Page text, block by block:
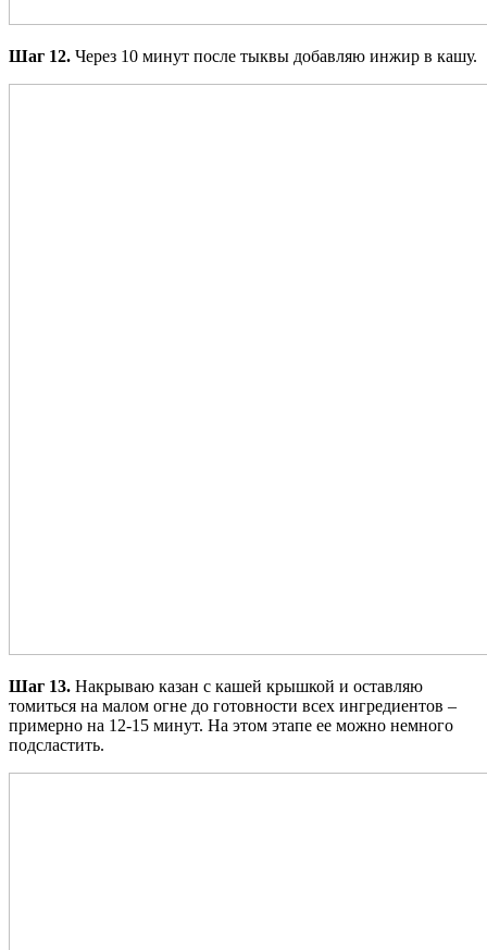
Шаг 12. Через 10 минут после тыквы добавляю инжир в кашу.
Шаг 13. Накрываю казан с кашей крышкой и оставляю
томиться на малом огне до готовности всех ингредиентов –
примерно на 12-15 минут. На этом этапе ее можно немного
подсластить.